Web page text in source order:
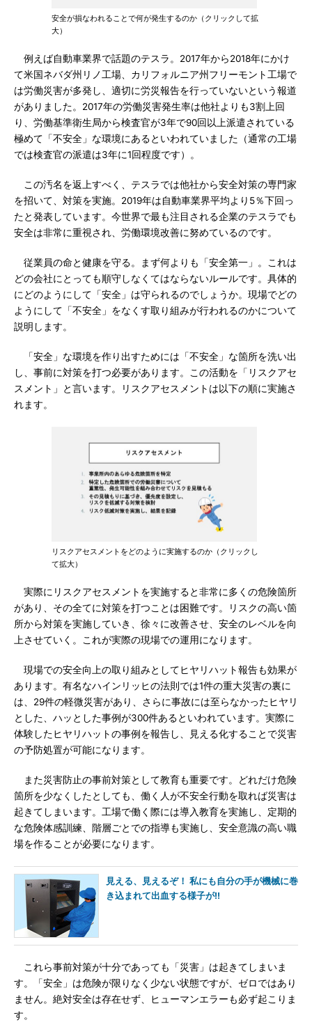
安全が損なわれることで何が発生するのか（クリックして拡
大）
例えば自動車業界で話題のテスラ。2017年から2018年にかけ
て米国ネバダ州リノ工場、カリフォルニア州フリーモント工場で
は労働災害が多発し、適切に労災報告を行っていないという報道
がありました。2017年の労働災害発生率は他社よりも3割上回
り、労働基準衛生局から検査官が3年で90回以上派遣されている
極めて「不安全」な環境にあるといわれていました（通常の工場
では検査官の派遣は3年に1回程度です）。
この汚名を返上すべく、テスラでは他社から安全対策の専門家
を招いて、対策を実施。2019年は自動車業界平均より5％下回っ
たと発表しています。今世界で最も注目される企業のテスラでも
安全は非常に重視され、労働環境改善に努めているのです。
従業員の命と健康を守る。まず何よりも「安全第一」。これは
どの会社にとっても順守しなくてはならないルールです。具体的
にどのようにして「安全」は守られるのでしょうか。現場でどの
ようにして「不安全」をなくす取り組みが行われるのかについて
説明します。
「安全」な環境を作り出すためには「不安全」な箇所を洗い出
し、事前に対策を打つ必要があります。この活動を「リスクアセ
スメント」と言います。リスクアセスメントは以下の順に実施さ
れます。
リスクアセスメントをどのように実施するのか（クリックし
て拡大）
実際にリスクアセスメントを実施すると非常に多くの危険箇所
があり、その全てに対策を打つことは困難です。リスクの高い箇
所から対策を実施していき、徐々に改善させ、安全のレベルを向
上させていく。これが実際の現場での運用になります。
現場での安全向上の取り組みとしてヒヤリハット報告も効果が
あります。有名なハインリッヒの法則では1件の重大災害の裏に
は、29件の軽微災害があり、さらに事故には至らなかったヒヤリ
とした、ハッとした事例が300件あるといわれています。実際に
体験したヒヤリハットの事例を報告し、見える化することで災害
の予防処置が可能になります。
また災害防止の事前対策として教育も重要です。どれだけ危険
箇所を少なくしたとしても、働く人が不安全行動を取れば災害は
起きてしまいます。工場で働く際には導入教育を実施し、定期的
な危険体感訓練、階層ごとでの指導も実施し、安全意識の高い職
場を作ることが必要になります。
見える、見えるぞ！ 私にも自分の手が機械に巻
き込まれて出血する様子が!!
これら事前対策が十分であっても「災害」は起きてしまいま
す。「安全」は危険が限りなく少ない状態ですが、ゼロではあり
ません。絶対安全は存在せず、ヒューマンエラーも必ず起こりま
す。